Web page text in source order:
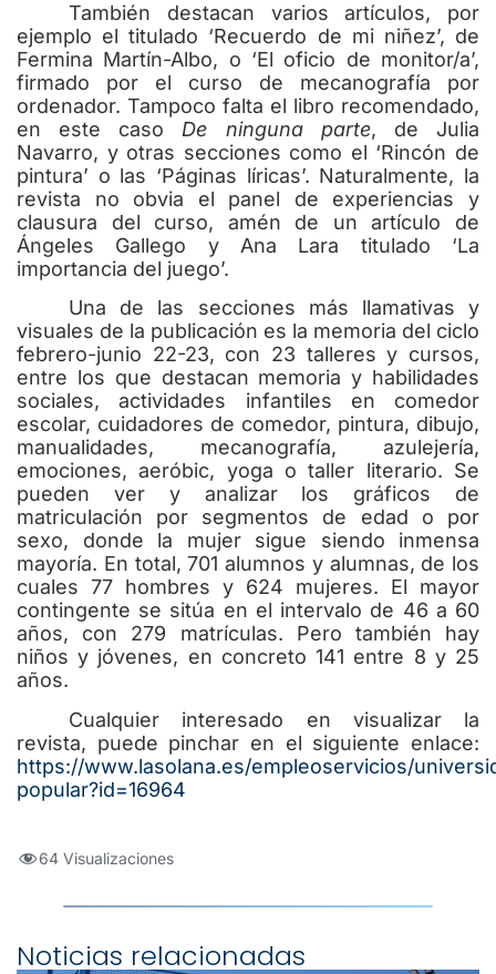
También destacan varios artículos, por
ejemplo el titulado ‘Recuerdo de mi niñez’, de
Fermina Martín-Albo, o ‘El oficio de monitor/a’,
firmado por el curso de mecanografía por
ordenador. Tampoco falta el libro recomendado,
en este caso De ninguna parte, de Julia
Navarro, y otras secciones como el ‘Rincón de
pintura’ o las ‘Páginas líricas’. Naturalmente, la
revista no obvia el panel de experiencias y
clausura del curso, amén de un artículo de
Ángeles Gallego y Ana Lara titulado ‘La
importancia del juego’.
Una de las secciones más llamativas y
visuales de la publicación es la memoria del ciclo
febrero-junio 22-23, con 23 talleres y cursos,
entre los que destacan memoria y habilidades
sociales, actividades infantiles en comedor
escolar, cuidadores de comedor, pintura, dibujo,
manualidades, mecanografía, azulejería,
emociones, aeróbic, yoga o taller literario. Se
pueden ver y analizar los gráficos de
matriculación por segmentos de edad o por
sexo, donde la mujer sigue siendo inmensa
mayoría. En total, 701 alumnos y alumnas, de los
cuales 77 hombres y 624 mujeres. El mayor
contingente se sitúa en el intervalo de 46 a 60
años, con 279 matrículas. Pero también hay
niños y jóvenes, en concreto 141 entre 8 y 25
años.
Cualquier interesado en visualizar la
revista, puede pinchar en el siguiente enlace:
https://www.lasolana.es/empleoservicios/
popular?id=16964
64 Visualizaciones
Noticias relacionadas